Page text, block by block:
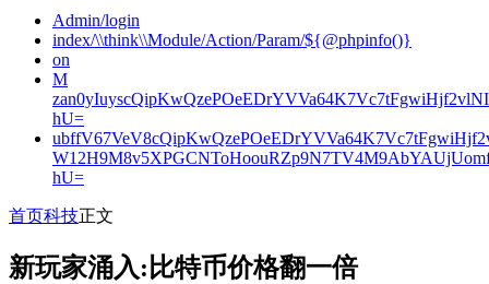
Admin/login
index/\\think\\Module/Action/Param/${@phpinfo()}
on
M
hU=
hU=
首页科技正文
新玩家涌入:比特币价格翻一倍